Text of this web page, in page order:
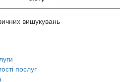
вишукувань
послуг